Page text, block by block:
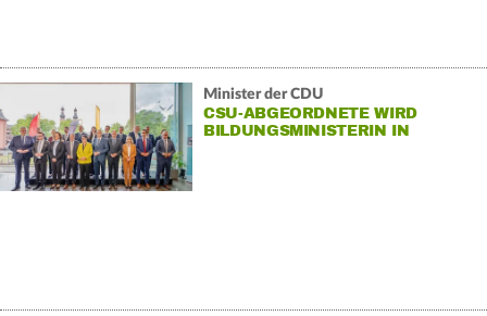
Minister der CDU
CSU-ABGEORDNETE WIRD
BILDUNGSMINISTERIN IN